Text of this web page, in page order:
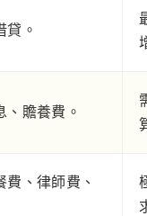
貸。
、贍養費。
費、律師費、